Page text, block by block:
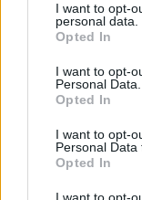
disclose it to
Please note that
services and may
not limited to your
grant or deny
consent section.
I want to opt-
personal data.
Opted In
I want to opt-
Personal Data.
Opted In
I want to opt-
Personal Data
Opted In